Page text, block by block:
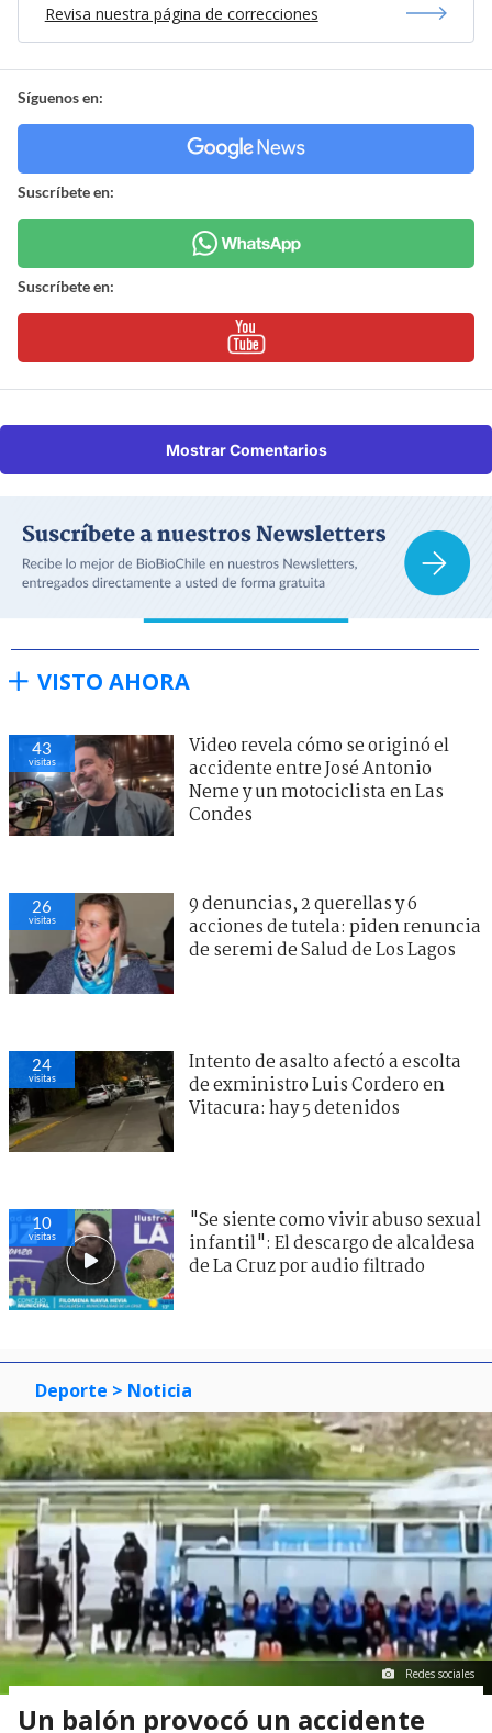
Revisa nuestra página de correcciones
Síguenos en:
Suscríbete en:
Suscríbete en:
Mostrar Comentarios
VISTO AHORA
43
visitas
Video revela cómo se originó el
accidente entre José Antonio
Neme y un motociclista en Las
Condes
26
visitas
9 denuncias, 2 querellas y 6
acciones de tutela: piden renuncia
de seremi de Salud de Los Lagos
24
visitas
Intento de asalto afectó a escolta
de exministro Luis Cordero en
Vitacura: hay 5 detenidos
10
visitas
"Se siente como vivir abuso sexual
infantil": El descargo de alcaldesa
de La Cruz por audio filtrado
Deporte > Noticia
Redes sociales
Un balón provocó un accidente